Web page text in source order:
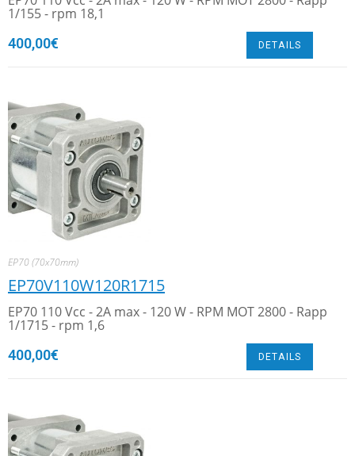
1/155 - rpm 18,1
400,00€ DETAILS
EP70 (70x70mm)
EP70V110W120R1715
EP70 110 Vcc - 2A max - 120 W - RPM MOT 2800 - Rapp
1/1715 - rpm 1,6
400,00€ DETAILS